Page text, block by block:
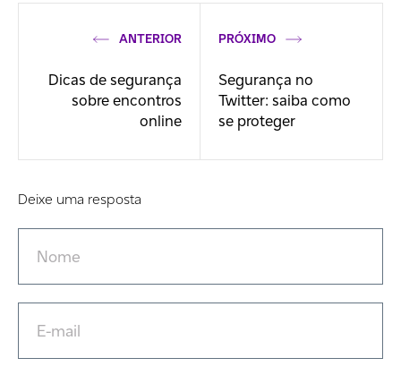
ANTERIOR
Dicas de segurança
sobre encontros
online
PRÓXIMO
Segurança no
Twitter: saiba como
se proteger
Deixe uma resposta